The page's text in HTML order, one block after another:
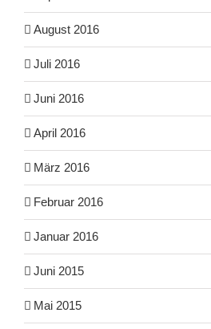
August 2016
Juli 2016
Juni 2016
April 2016
März 2016
Februar 2016
Januar 2016
Juni 2015
Mai 2015